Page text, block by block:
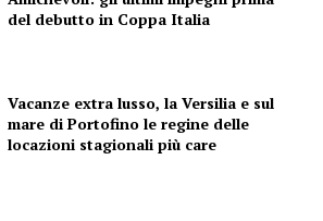
del debutto in Coppa Italia
Vacanze extra lusso, la Versilia e sul
mare di Portofino le regine delle
locazioni stagionali più care